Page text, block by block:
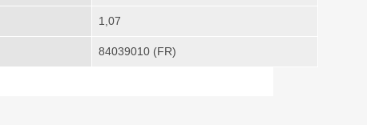
1,07
84039010 (FR)